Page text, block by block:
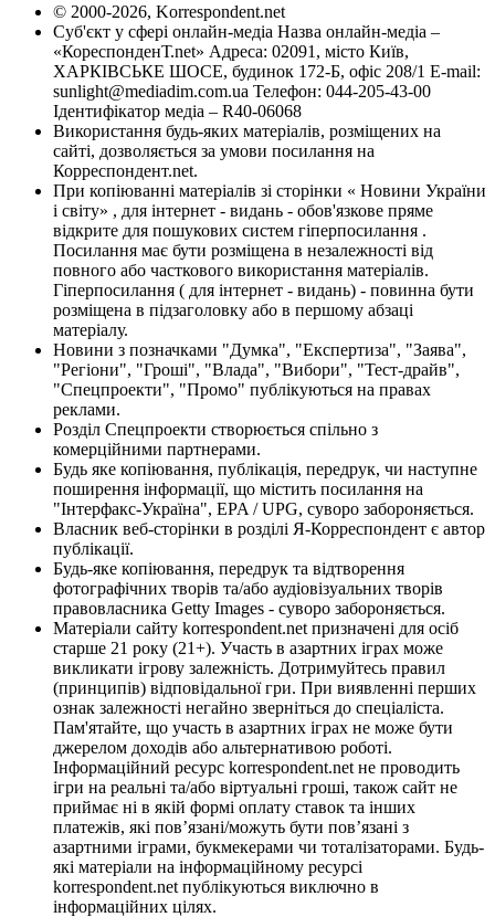
© 2000-2026, Korrespondent.net
Суб'єкт у сфері онлайн-медіа Назва онлайн-медіа –
«КореспонденТ.net» Адреса: 02091, місто Київ,
ХАРКІВСЬКЕ ШОСЕ, будинок 172-Б, офіс 208/1 E-mail:
sunlight@mediadim.com.ua Телефон: 044-205-43-00
Ідентифікатор медіа – R40-06068
Використання будь-яких матеріалів, розміщених на
сайті, дозволяється за умови посилання на
Корреспондент.net.
При копіюванні матеріалів зі сторінки « Новини України
і світу» , для інтернет - видань - обов'язкове пряме
відкрите для пошукових систем гіперпосилання .
Посилання має бути розміщена в незалежності від
повного або часткового використання матеріалів.
Гіперпосилання ( для інтернет - видань) - повинна бути
розміщена в підзаголовку або в першому абзаці
матеріалу.
Новини з позначками "Думка", "Експертиза", "Заява",
"Регіони", "Гроші", "Влада", "Вибори", "Тест-драйв",
"Спецпроекти", "Промо" публікуються на правах
реклами.
Розділ Спецпроекти створюється спільно з
комерційними партнерами.
Будь яке копіювання, публікація, передрук, чи наступне
поширення інформації, що містить посилання на
"Інтерфакс-Україна", EPA / UPG, суворо забороняється.
Власник веб-сторінки в розділі Я-Корреспондент є автор
публікації.
Будь-яке копіювання, передрук та відтворення
фотографічних творів та/або аудіовізуальних творів
правовласника Getty Images - суворо забороняється.
Матеріали сайту korrespondent.net призначені для осіб
старше 21 року (21+). Участь в азартних іграх може
викликати ігрову залежність. Дотримуйтесь правил
(принципів) відповідальної гри. При виявленні перших
ознак залежності негайно зверніться до спеціаліста.
Пам'ятайте, що участь в азартних іграх не може бути
джерелом доходів або альтернативою роботі.
Інформаційний ресурс korrespondent.net не проводить
ігри на реальні та/або віртуальні гроші, також сайт не
приймає ні в якій формі оплату ставок та інших
платежів, які пов’язані/можуть бути пов’язані з
азартними іграми, букмекерами чи тоталізаторами. Будь-
які матеріали на інформаційному ресурсі
korrespondent.net публікуються виключно в
інформаційних цілях.